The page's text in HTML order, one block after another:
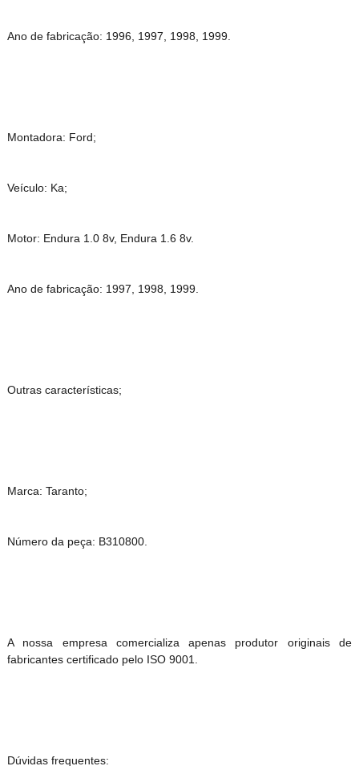
Ano de fabricação: 1996, 1997, 1998, 1999.
Montadora: Ford;
Veículo: Ka;
Motor: Endura 1.0 8v, Endura 1.6 8v.
Ano de fabricação: 1997, 1998, 1999.
Outras características;
Marca: Taranto;
Número da peça: B310800.
A nossa empresa comercializa apenas produtor originais de
fabricantes certificado pelo ISO 9001.
Dúvidas frequentes: